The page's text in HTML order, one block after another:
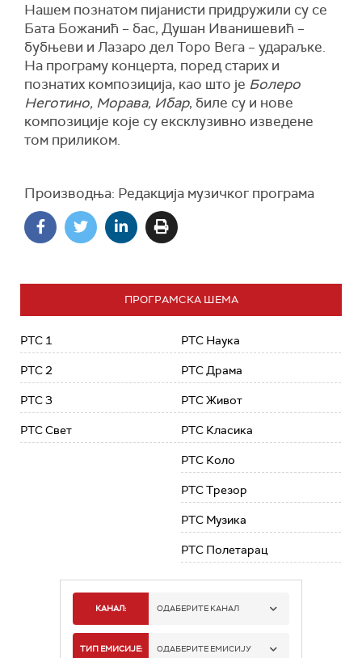
Нашем познатом пијанисти придружили су се
Бата Божанић – бас, Душан Иванишевић –
бубњеви и Лазаро дел Торо Вега – удараљке.
На програму концерта, поред старих и
познатих композиција, као што је Болеро
Неготино, Морава, Ибар, биле су и нове
композиције које су ексклузивно изведене
том приликом.
Производња: Редакција музичког програма
ПРОГРАМСКА ШЕМА
РТС 1
РТС 2
РТС 3
РТС Свет
РТС Наука
РТС Драма
РТС Живот
РТС Класика
РТС Коло
РТС Трезор
РТС Музика
РТС Полетарац
КАНАЛ: ОДАБЕРИТЕ КАНАЛ
РТС 1
ТИП ЕМИСИЈЕ: ОДАБЕРИТЕ ЕМИСИЈУ